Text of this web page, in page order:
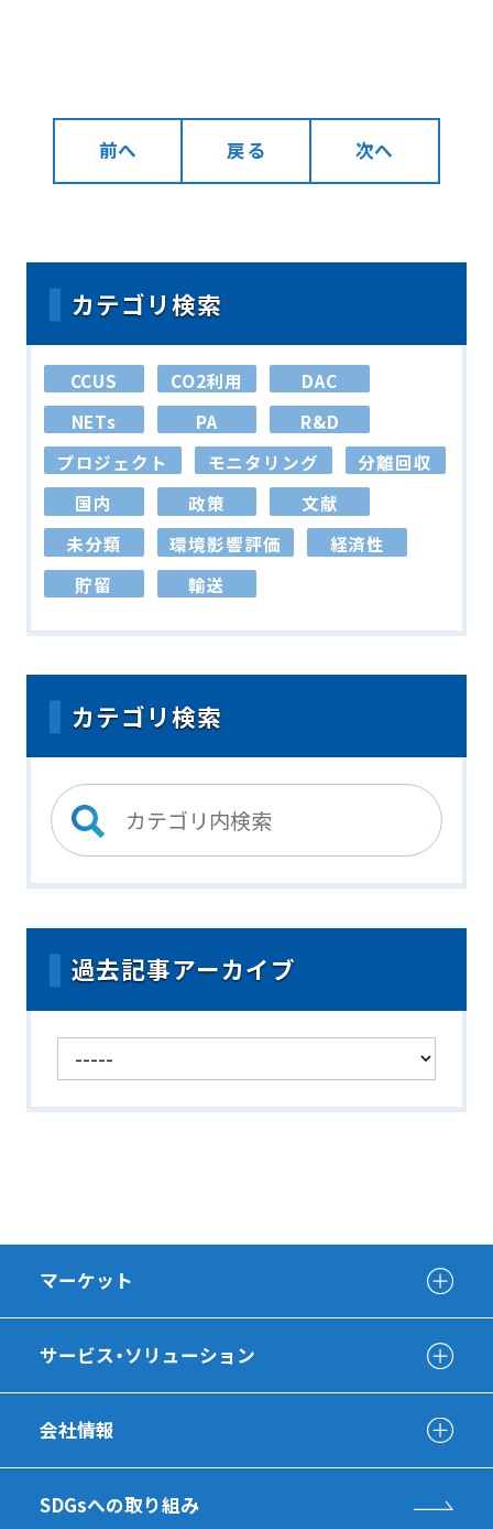
前へ 戻る 次へ
カテゴリ検索
CCUS CO2利用
DAC
NETs
PA
R&D
プロジェクト
モニタリング
分離回収
国内
政策
文献
未分類
環境影響評価
経済性
貯留
輸送
カテゴリ検索
過去記事アーカイブ
マーケット
サービス・ソリューション
会社情報
SDGsへの取り組み